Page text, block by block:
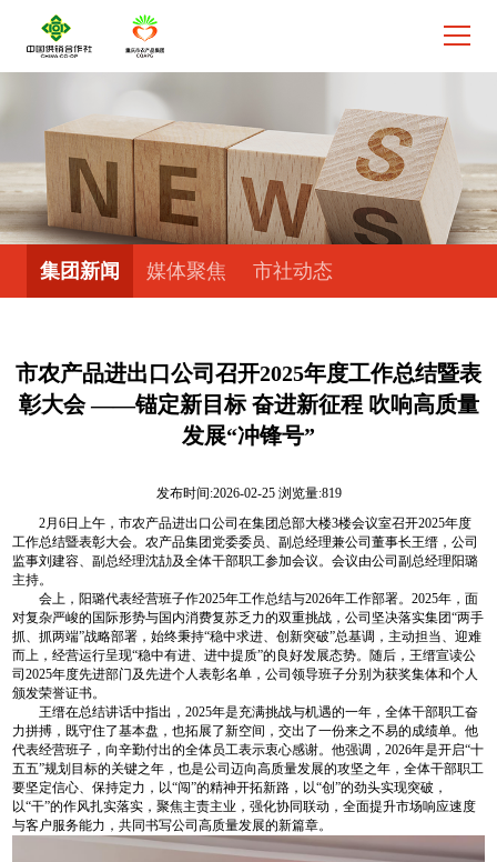
集团新闻 媒体聚焦 市社动态
市农产品进出口公司召开2025年度工作总结暨表
彰大会 ——锚定新目标 奋进新征程 吹响高质量
发展“冲锋号”
发布时间:2026-02-25 浏览量:819
2月6日上午，市农产品进出口公司在集团总部大楼3楼会议室召开2025年度
工作总结暨表彰大会。农产品集团党委委员、副总经理兼公司董事长王缙，公司
监事刘建容、副总经理沈劼及全体干部职工参加会议。会议由公司副总经理阳璐
主持。
会上，阳璐代表经营班子作2025年工作总结与2026年工作部署。2025年，面
对复杂严峻的国际形势与国内消费复苏乏力的双重挑战，公司坚决落实集团“两手
抓、抓两端”战略部署，始终秉持“稳中求进、创新突破”总基调，主动担当、迎难
而上，经营运行呈现“稳中有进、进中提质”的良好发展态势。随后，王缙宣读公
司2025年度先进部门及先进个人表彰名单，公司领导班子分别为获奖集体和个人
颁发荣誉证书。
王缙在总结讲话中指出，2025年是充满挑战与机遇的一年，全体干部职工奋
力拼搏，既守住了基本盘，也拓展了新空间，交出了一份来之不易的成绩单。他
代表经营班子，向辛勤付出的全体员工表示衷心感谢。他强调，2026年是开启“十
五五”规划目标的关键之年，也是公司迈向高质量发展的攻坚之年，全体干部职工
要坚定信心、保持定力，以“闯”的精神开拓新路，以“创”的劲头实现突破，
以“干”的作风扎实落实，聚焦主责主业，强化协同联动，全面提升市场响应速度
与客户服务能力，共同书写公司高质量发展的新篇章。